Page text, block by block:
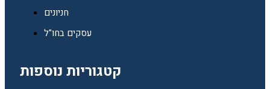
חניונים
עסקים בחו"ל
קטגוריות נוספות